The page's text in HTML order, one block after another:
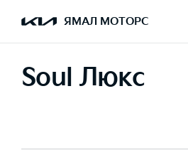
ЯМАЛ МОТОРС
Soul Люкс